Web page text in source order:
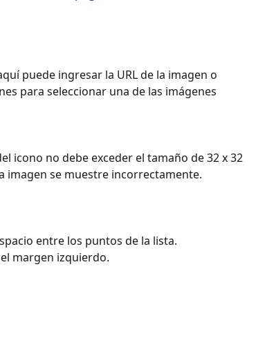
puede ingresar la URL de la imagen o
para seleccionar una de las imágenes
icono no debe exceder el tamaño de 32 x 32
imagen se muestre incorrectamente.
entre los puntos de la lista.
margen izquierdo.